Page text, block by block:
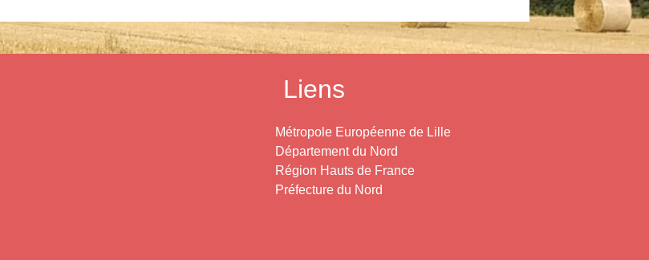
Liens
Métropole Européenne de Lille
Département du Nord
Région Hauts de France
Préfecture du Nord